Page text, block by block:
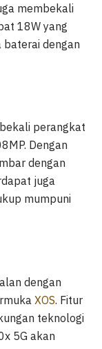
membekali
18W yang
baterai dengan
perangkat
Dengan
dengan
juga
mumpuni
dengan
XOS. Fitur
teknologi
5G akan